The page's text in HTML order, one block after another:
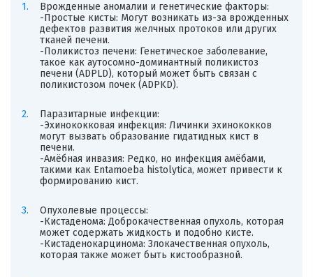
Врожденные аномалии и генетические факторы:
-Простые кисты: Могут возникать из-за врожденных
дефектов развития желчных протоков или других
тканей печени.
-Поликистоз печени: Генетическое заболевание,
такое как аутосомно-доминантный поликистоз
печени (ADPLD), который может быть связан с
поликистозом почек (ADPKD).
Паразитарные инфекции:
-Эхинококковая инфекция: Личинки эхинококков
могут вызвать образование гидатидных кист в
печени.
-Амёбная инвазия: Редко, но инфекция амёбами,
такими как Entamoeba histolytica, может привести к
формированию кист.
Опухолевые процессы:
-Кистаденома: Доброкачественная опухоль, которая
может содержать жидкость и подобно кисте.
-Кистаденокарцинома: Злокачественная опухоль,
которая также может быть кистообразной.